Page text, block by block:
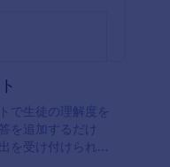
で生徒の理解度を
を追加するだけ
を受け付けられま